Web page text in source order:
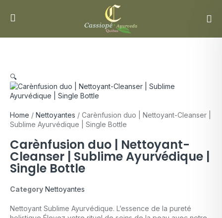
🔍
Home / Nettoyantes / Carènfusion duo | Nettoyant-Cleanser |
Sublime Ayurvédique | Single Bottle
Carènfusion duo | Nettoyant-
Cleanser | Sublime Ayurvédique |
Single Bottle
Category Nettoyantes
Nettoyant Sublime Ayurvédique. L’essence de la pureté